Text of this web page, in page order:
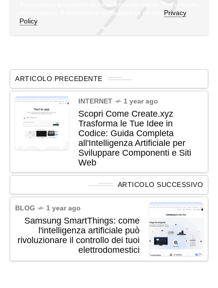
Acconsento a ricevere la newsletter via email. Per ulteriori
informazioni, ti invitiamo a consultare la nostra Privacy
Policy
ARTICOLO PRECEDENTE
INTERNET 1 year ago
Scopri Come Create.xyz
Trasforma le Tue Idee in
Codice: Guida Completa
all'Intelligenza Artificiale per
Sviluppare Componenti e Siti
Web
ARTICOLO SUCCESSIVO
BLOG 1 year ago
Samsung SmartThings: come
l'intelligenza artificiale può
rivoluzionare il controllo dei tuoi
elettrodomestici